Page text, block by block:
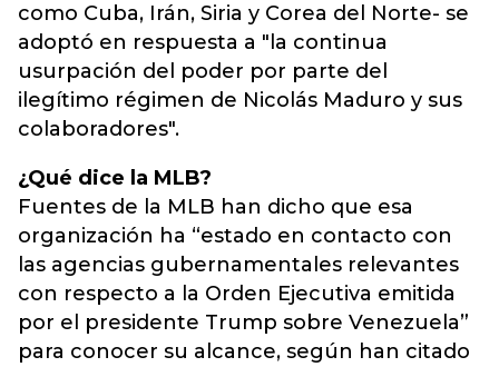
como Cuba, Irán, Siria y Corea del Norte- se
adoptó en respuesta a "la continua
usurpación del poder por parte del
ilegítimo régimen de Nicolás Maduro y sus
colaboradores".
¿Qué dice la MLB?
Fuentes de la MLB han dicho que esa
organización ha “estado en contacto con
las agencias gubernamentales relevantes
con respecto a la Orden Ejecutiva emitida
por el presidente Trump sobre Venezuela”
para conocer su alcance, según han citado